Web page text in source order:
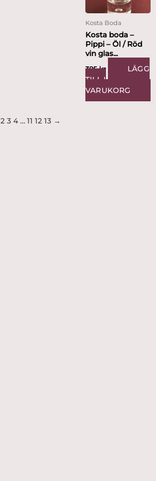
Kosta Boda
Kosta boda –
Pippi – Öl / Röd
vin glas...
395kr
LÄGG
TILL I
VARUKORG
2 3 4 … 11 12 13 →